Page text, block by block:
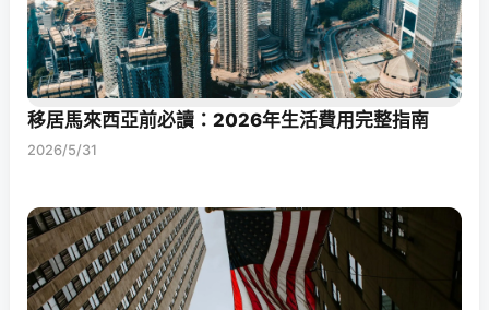
移居馬來西亞前必讀：2026年生活費用完整指南
2026/5/31